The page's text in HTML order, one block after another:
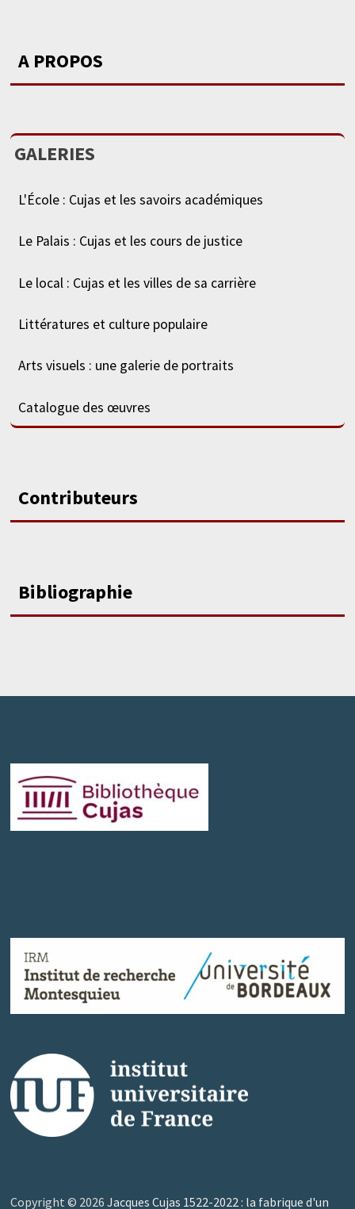
A PROPOS
GALERIES
L'École : Cujas et les savoirs académiques
Le Palais : Cujas et les cours de justice
Le local : Cujas et les villes de sa carrière
Littératures et culture populaire
Arts visuels : une galerie de portraits
Catalogue des œuvres
Contributeurs
Bibliographie
Copyright © 2026 Jacques Cujas 1522-2022 : la fabrique d'un